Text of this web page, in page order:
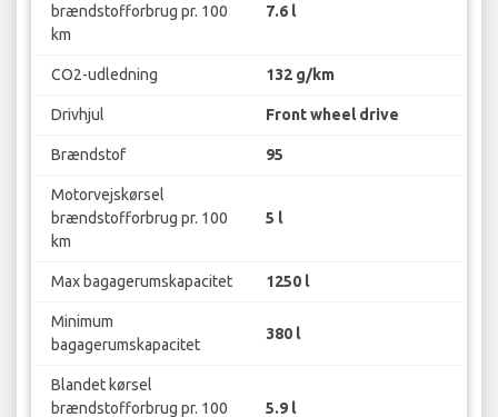
brændstofforbrug pr. 100
km
7.6 l
CO2-udledning 132 g/km
Drivhjul Front wheel drive
Brændstof 95
Motorvejskørsel
brændstofforbrug pr. 100
km
5 l
Max bagagerumskapacitet 1250 l
Minimum
bagagerumskapacitet
380 l
Blandet kørsel
brændstofforbrug pr. 100
5.9 l